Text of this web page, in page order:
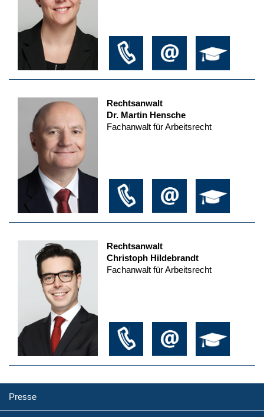
Rechtsanwalt
Dr. Martin Hensche
Fachanwalt für Arbeitsrecht
Rechtsanwalt
Christoph Hildebrandt
Fachanwalt für Arbeitsrecht
Presse